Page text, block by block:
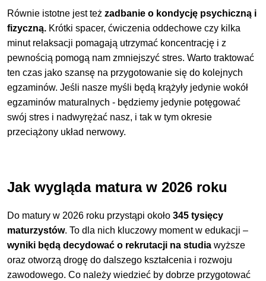
Równie istotne jest też zadbanie o kondycję psychiczną i
fizyczną.Krótki spacer, ćwiczenia oddechowe czy kilka
minut relaksacji pomagają utrzymać koncentrację i z
pewnością pomogą nam zmniejszyć stres. Warto traktować
ten czas jako szansę na przygotowanie się do kolejnych
egzaminów. Jeśli nasze myśli będą krążyły jedynie wokół
egzaminów maturalnych - będziemy jedynie potęgować
swój stres i nadwyrężać nasz, i tak w tym okresie
przeciążony układ nerwowy.
Jak wygląda matura w 2026 roku
Do matury w 2026 roku przystąpi około 345 tysięcy
maturzystów. To dla nich kluczowy moment w edukacji –
wyniki będą decydować o rekrutacji na studiawyższe
oraz otworzą drogę do dalszego kształcenia i rozwoju
zawodowego. Co należy wiedzieć by dobrze przygotować